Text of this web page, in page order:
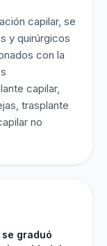
capilar, se
y quirúrgicos
con la
capilar,
trasplante
no
se graduó